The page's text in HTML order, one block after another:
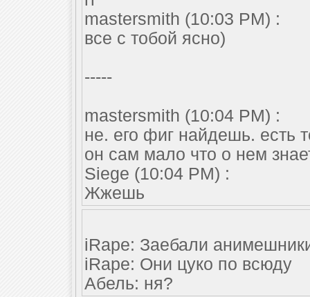
mastersmith (10:03 PM) :
все с тобой ясно)
-----
mastersmith (10:04 PM) :
не. его фиг найдешь. есть
он сам мало что о нем
Siege (10:04 PM) :
Жжешь
iRape: Заебали
iRape: Они цуко по всюду
Абель: ня?